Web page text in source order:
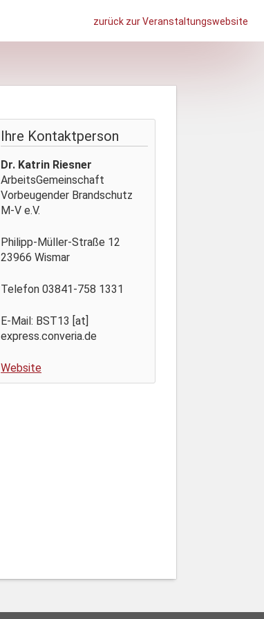
zurück zur Veranstaltungswebsite
Ihre Kontaktperson
Dr. Katrin Riesner
ArbeitsGemeinschaft
Vorbeugender Brandschutz
M-V e.V.
Philipp-Müller-Straße 12
23966 Wismar
Telefon 03841-758 1331
E-Mail: BST13 [at]
express.converia.de
Website